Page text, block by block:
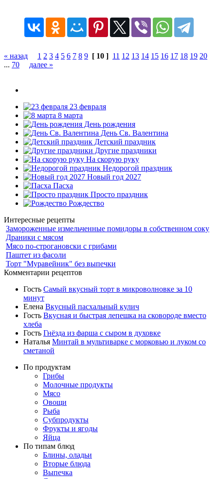
« назад 1 2 3 4 5 6 7 8 9 [ 10 ] 11 12 13 14 15 16 17 18 19 20
... 70 далее »
23 февраля
8 марта
День рождения
День Св. Валентина
Детский праздник
Другие праздники
На скорую руку
Недорогой праздник
Новый год 2027
Пасха
Просто праздник
Рождество
Интересные рецепты
Замороженные измельченные помидоры в собственном соку
Драники с мясом
Мясо по-строгановски с грибами
Паштет из фасоли
Торт "Муравейник" без выпечки
Комментарии рецептов
Гость Самый вкусный торт в микроволновке за 10
минут
Елена Вкусный пасхальный кулич
Гость Вкусная и быстрая лепешка на сковороде вместо
хлеба
Гость Гнёзда из фарша с сыром в духовке
Наталья Минтай в мультиварке с морковью и луком со
сметаной
По продуктам
Грибы
Молочные продукты
Мясо
Овощи
Рыба
Субпродукты
Фрукты и ягоды
Яйца
По типам блюд
Блины, оладьи
Вторые блюда
Выпечка